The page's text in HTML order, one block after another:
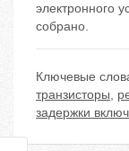
электронного
собрано.
Ключевые
транзисторы,
задержки